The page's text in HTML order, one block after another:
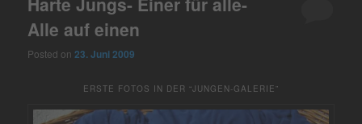
Alle auf einen
Posted on23. Juni 2009
ERSTE FOTOS IN DER “JUNGEN-GALERIE”